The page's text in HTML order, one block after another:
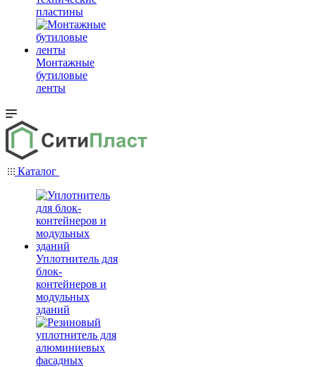
пластины
Монтажные
бутиловые
ленты
Каталог
Уплотнитель для
блок-
контейнеров и
модульных
зданий